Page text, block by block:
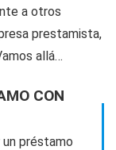
a otros
prestamista,
allá…
CON
un préstamo